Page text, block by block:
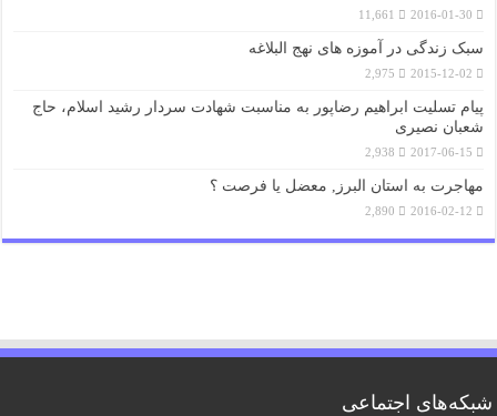
2016-01-30
11,661
سبک زندگی در آموزه های نهج البلاغه
2015-12-02
2,975
پیام تسلیت ابراهیم رضاپور به مناسبت شهادت سردار رشید اسلام، حاج
شعبان نصیری
2017-06-15
2,938
مهاجرت به استان البرز, معضل یا فرصت ؟
2016-02-12
2,890
شبکه‌های اجتماعی